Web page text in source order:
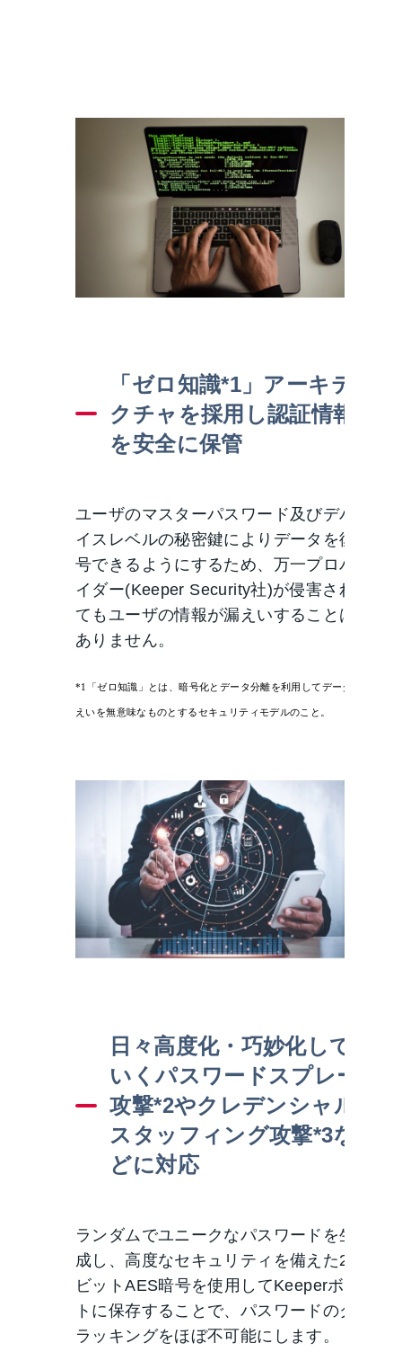
「ゼロ知識*1」アーキテ
クチャを採用し認証情報
を安全に保管
ユーザのマスターパスワード及びデバ
イスレベルの秘密鍵によりデータを復
号できるようにするため、万一プロバ
イダー(Keeper Security社)が侵害され
てもユーザの情報が漏えいすることは
ありません。
*1 「ゼロ知識」とは、暗号化とデータ分離を利用してデータ漏
えいを無意味なものとするセキュリティモデルのこと。
日々高度化・巧妙化して
いくパスワードスプレー
攻撃*2やクレデンシャル
スタッフィング攻撃*3な
どに対応
ランダムでユニークなパスワードを生
成し、高度なセキュリティを備えた256
ビットAES暗号を使用してKeeperボル
トに保存することで、パスワードのク
ラッキングをほぼ不可能にします。